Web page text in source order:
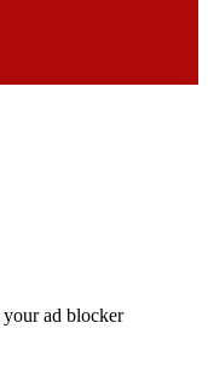
your ad blocker